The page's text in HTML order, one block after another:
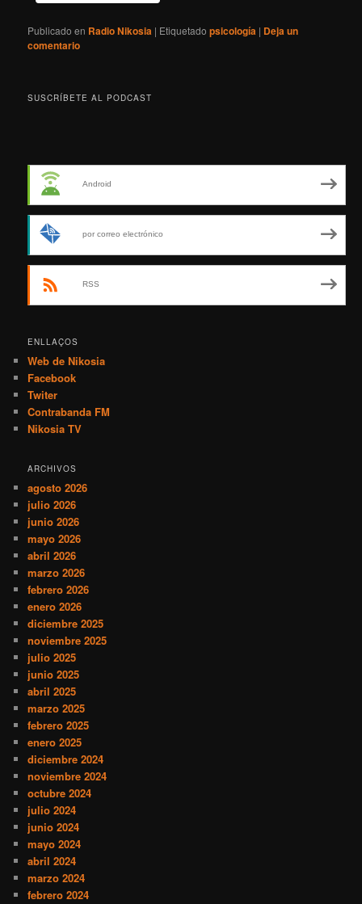
Publicado en Radio Nikosia | Etiquetado psicología | Deja un
comentario
SUSCRÍBETE AL PODCAST
Android
por correo electrónico
RSS
ENLLAÇOS
Web de Nikosia
Facebook
Twiter
Contrabanda FM
Nikosia TV
ARCHIVOS
agosto 2026
julio 2026
junio 2026
mayo 2026
abril 2026
marzo 2026
febrero 2026
enero 2026
diciembre 2025
noviembre 2025
julio 2025
junio 2025
abril 2025
marzo 2025
febrero 2025
enero 2025
diciembre 2024
noviembre 2024
octubre 2024
julio 2024
junio 2024
mayo 2024
abril 2024
marzo 2024
febrero 2024